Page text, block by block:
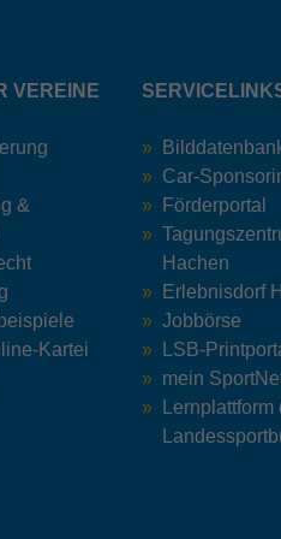
VEREINE
&
Kartei
Car-
Förderportal
Hachen
Erlebnisdorf
Jobbörse
LSB-
mein
Lernplattform
um den Sitzungsstatus zu
das für Website-
und Anzeigenmessung